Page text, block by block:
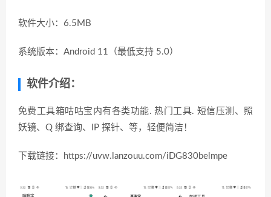
软件大小：6.5MB
系统版本：Android 11（最低支持 5.0）
软件介绍：
免费工具箱咕咕宝内有各类功能. 热门工具. 短信压测、照
妖镜、Q 绑查询、IP 探针、等，轻便简洁！
下载链接：https://uvw.lanzouu.com/iDG830belmpe